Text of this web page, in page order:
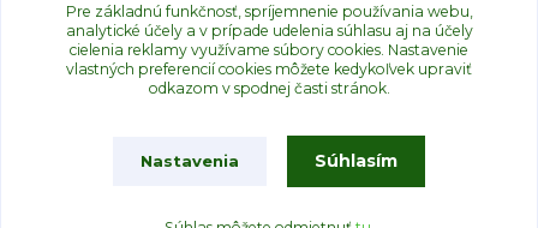
obchodovaní s rastlinami
Upravit sběr cookies.
Pre základnú funkčnosť, spríjemnenie používania webu,
analytické účely a v prípade udelenia súhlasu aj na účely
cielenia reklamy využívame súbory cookies. Nastavenie
vlastných preferencií cookies môžete kedykoľvek upraviť
odkazom v spodnej časti stránok.
Nastavenia Súhlasím